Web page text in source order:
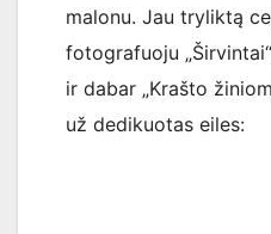
malonu. Jau tryliktą
fotografuoju
ir dabar „Krašto
už dedikuotas eiles: